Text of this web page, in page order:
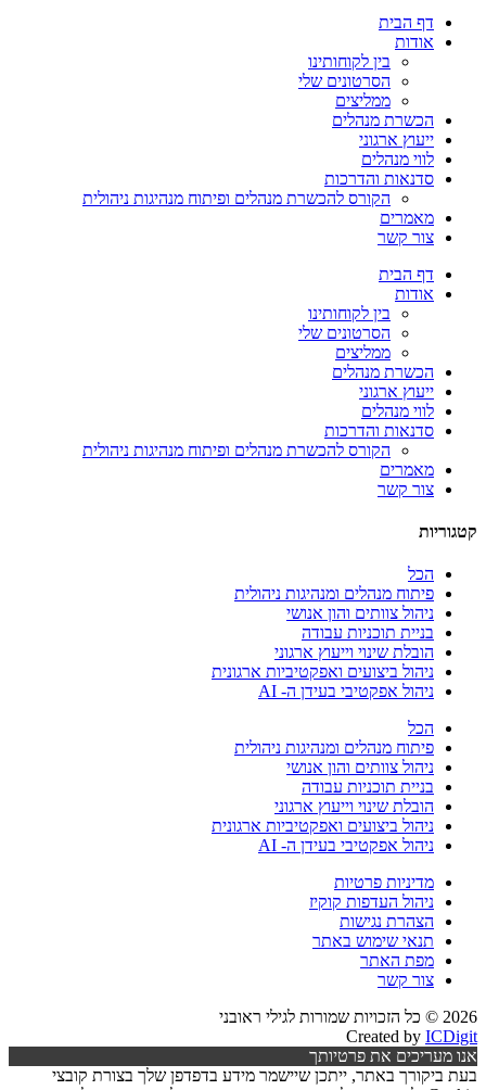
דף הבית
אודות
בין לקוחותינו
הסרטונים שלי
ממליצים
הכשרת מנהלים
ייעוץ ארגוני
לווי מנהלים
סדנאות והדרכות
הקורס להכשרת מנהלים ופיתוח מנהיגות ניהולית
מאמרים
צור קשר
דף הבית
אודות
בין לקוחותינו
הסרטונים שלי
ממליצים
הכשרת מנהלים
ייעוץ ארגוני
לווי מנהלים
סדנאות והדרכות
הקורס להכשרת מנהלים ופיתוח מנהיגות ניהולית
מאמרים
צור קשר
קטגוריות
הכל
פיתוח מנהלים ומנהיגות ניהולית
ניהול צוותים והון אנושי
בניית תוכניות עבודה
הובלת שינוי וייעוץ ארגוני
ניהול ביצועים ואפקטיביות ארגונית
ניהול אפקטיבי בעידן ה- AI
הכל
פיתוח מנהלים ומנהיגות ניהולית
ניהול צוותים והון אנושי
בניית תוכניות עבודה
הובלת שינוי וייעוץ ארגוני
ניהול ביצועים ואפקטיביות ארגונית
ניהול אפקטיבי בעידן ה- AI
מדיניות פרטיות
ניהול העדפות קוקיז
הצהרת נגישות
תנאי שימוש באתר
מפת האתר
צור קשר
2026 © כל הזכויות שמורות לגילי ראובני
Created by ICDigit
אנו מעריכים את פרטיותך
בעת ביקורך באתר, ייתכן שיישמר מידע בדפדפן שלך בצורת קובצי